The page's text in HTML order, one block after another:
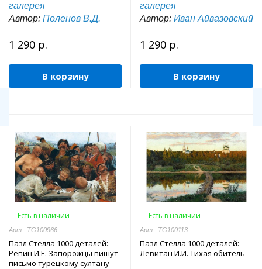
галерея
Автор: Поленов В.Д.
1 290 р.
В корзину
галерея
Автор: Иван Айвазовский
1 290 р.
В корзину
Есть в наличии
Арт.: TG100966
Пазл Стелла 1000 деталей:
Репин И.Е. Запорожцы пишут
письмо турецкому султану
Есть в наличии
Арт.: TG100113
Пазл Стелла 1000 деталей:
Левитан И.И. Тихая обитель